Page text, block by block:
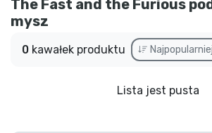
The Fast and the Furious
mysz
0 kawałek produktu
Lista jest pusta
Przedsprzedaż
Outlet produkty